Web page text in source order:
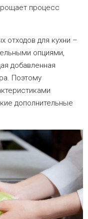
процесс
отходов для кухни –
опциями,
добавленная
Поэтому
дополнительные